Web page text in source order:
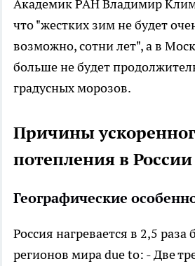
Академик РАН Владимир
что "жестких зим не будет
возможно, сотни лет", а в
больше не будет
градусных морозов.
Причины
потепления в России
Географические
Россия нагревается в 2,5 раза
регионов мира due to: - Две